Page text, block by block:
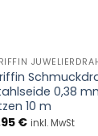
0,38
10 m
€ inkl. MwSt